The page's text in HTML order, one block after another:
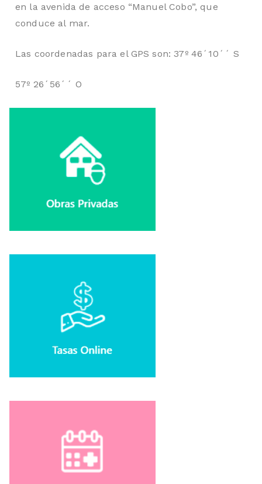
en la avenida de acceso “Manuel Cobo”, que
conduce al mar.
Las coordenadas para el GPS son: 37º 46´10´´ S
57º 26´56´´ O